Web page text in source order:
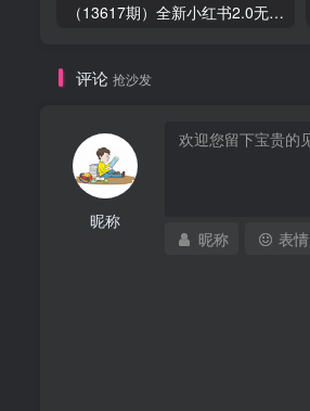
（13617期）全新小红书2.0无脑生成笔记玩法轻松日入800+小白新手简单上手操作
评论 抢沙发
昵称
昵称 表情